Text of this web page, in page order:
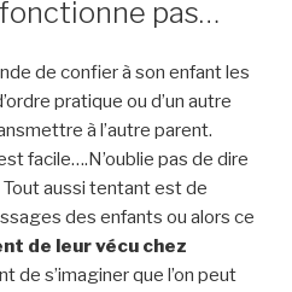
pas…
de confier à son enfant les
pratique ou d’un autre
à l’autre parent.
facile….N’oublie pas de dire
aussi tentant est de
des enfants ou alors ce
de leur vécu chez
de s’imaginer que l’on peut